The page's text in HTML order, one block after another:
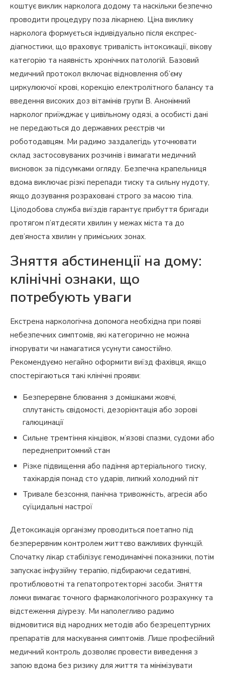
коштує виклик нарколога додому та наскільки безпечно
проводити процедуру поза лікарнею. Ціна виклику
нарколога формується індивідуально після експрес-
діагностики, що враховує тривалість інтоксикації, вікову
категорію та наявність хронічних патологій. Базовий
медичний протокол включає відновлення об’єму
циркулюючої крові, корекцію електролітного балансу та
введення високих доз вітамінів групи В. Анонімний
нарколог приїжджає у цивільному одязі, а особисті дані
не передаються до державних реєстрів чи
роботодавцям. Ми радимо заздалегідь уточнювати
склад застосовуваних розчинів і вимагати медичний
висновок за підсумками огляду. Безпечна крапельниця
вдома виключає різкі перепади тиску та сильну нудоту,
якщо дозування розраховані строго за масою тіла.
Цілодобова служба виїздів гарантує прибуття бригади
протягом п’ятдесяти хвилин у межах міста та до
дев’яноста хвилин у приміських зонах.
Зняття абстиненції на дому:
клінічні ознаки, що
потребують уваги
Екстрена наркологічна допомога необхідна при появі
небезпечних симптомів, які категорично не можна
ігнорувати чи намагатися усунути самостійно.
Рекомендуємо негайно оформити виїзд фахівця, якщо
спостерігаються такі клінічні прояви:
Безперервне блювання з домішками жовчі,
сплутаність свідомості, дезорієнтація або зорові
галюцинації
Сильне тремтіння кінцівок, м’язові спазми, судоми або
переднепритомний стан
Різке підвищення або падіння артеріального тиску,
тахікардія понад сто ударів, липкий холодний піт
Тривале безсоння, панічна тривожність, агресія або
суїцидальні настрої
Детоксикація організму проводиться поетапно під
безперервним контролем життєво важливих функцій.
Спочатку лікар стабілізує гемодинамічні показники, потім
запускає інфузійну терапію, підбираючи седативні,
протиблювотні та гепатопротекторні засоби. Зняття
ломки вимагає точного фармакологічного розрахунку та
відстеження діурезу. Ми наполегливо радимо
відмовитися від народних методів або безрецептурних
препаратів для маскування симптомів. Лише професійний
медичний контроль дозволяє провести виведення з
запою вдома без ризику для життя та мінімізувати